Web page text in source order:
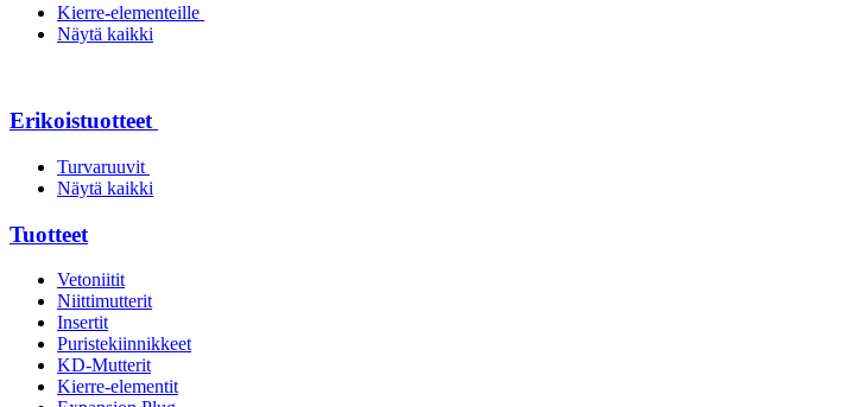
Kierre-elementeille
Näytä kaikki
Erikoistuotteet
Turvaruuvit
Näytä kaikki
Tuotteet
Vetoniitit
Niittimutterit
Insertit
Puristekiinnikkeet
KD-Mutterit
Kierre-elementit